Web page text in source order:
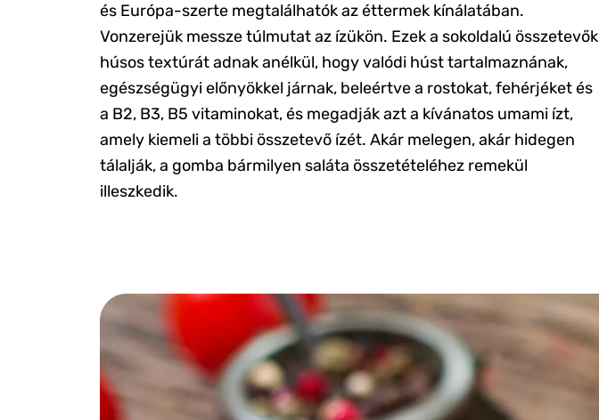
és Európa-szerte megtalálhatók az éttermek kínálatában.
Vonzerejük messze túlmutat az ízükön. Ezek a sokoldalú összetevők
húsos textúrát adnak anélkül, hogy valódi húst tartalmaznának,
egészségügyi előnyökkel járnak, beleértve a rostokat, fehérjéket és
a B2, B3, B5 vitaminokat, és megadják azt a kívánatos umami ízt,
amely kiemeli a többi összetevő ízét. Akár melegen, akár hidegen
tálalják, a gomba bármilyen saláta összetételéhez remekül
illeszkedik.